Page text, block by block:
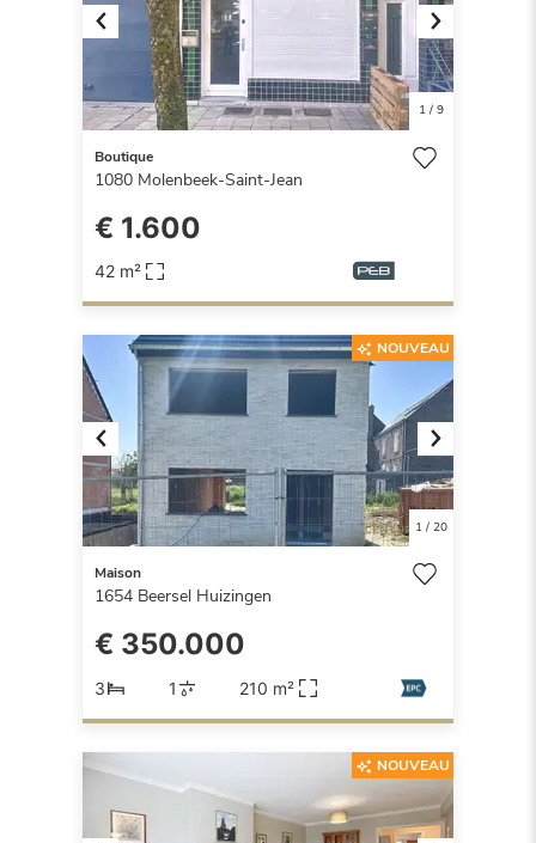
Previous Next
1/ 9
Boutique
1080 Molenbeek-Saint-Jean
€ 1.600
42 m²
Previous Next
1/ 20
NOUVEAU
Maison
1654 Beersel Huizingen
€ 350.000
3 1 210 m²
NOUVEAU